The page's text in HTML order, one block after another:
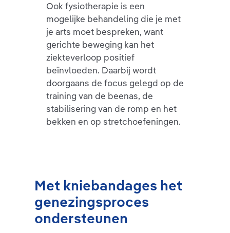
Ook fysiotherapie is een
mogelijke behandeling die je met
je arts moet bespreken, want
gerichte beweging kan het
ziekteverloop positief
beïnvloeden. Daarbij wordt
doorgaans de focus gelegd op de
training van de beenas, de
stabilisering van de romp en het
bekken en op stretchoefeningen.
Met kniebandages het
genezingsproces
ondersteunen